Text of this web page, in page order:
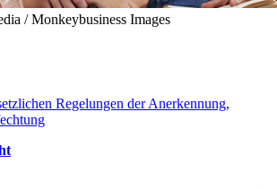
/ Monkeybusiness Images
Regelungen der Anerkennung,